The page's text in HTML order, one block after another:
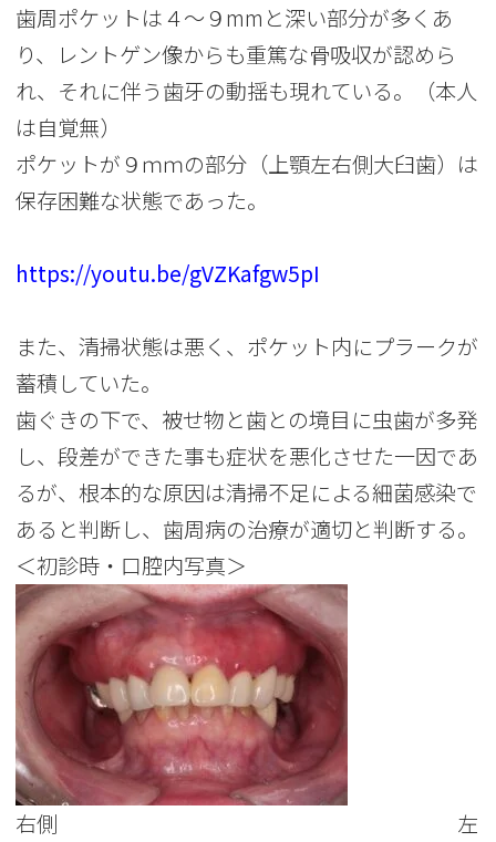
歯周ポケットは４～９mmと深い部分が多くあ
り、レントゲン像からも重篤な骨吸収が認めら
れ、それに伴う歯牙の動揺も現れている。（本人
は自覚無）
ポケットが９ｍｍの部分（上顎左右側大臼歯）は
保存困難な状態であった。
https://youtu.be/gVZKafgw5pI
また、清掃状態は悪く、ポケット内にプラークが
蓄積していた。
歯ぐきの下で、被せ物と歯との境目に虫歯が多発
し、段差ができた事も症状を悪化させた一因であ
るが、根本的な原因は清掃不足による細菌感染で
あると判断し、歯周病の治療が適切と判断する。
＜初診時・口腔内写真＞
右側 左